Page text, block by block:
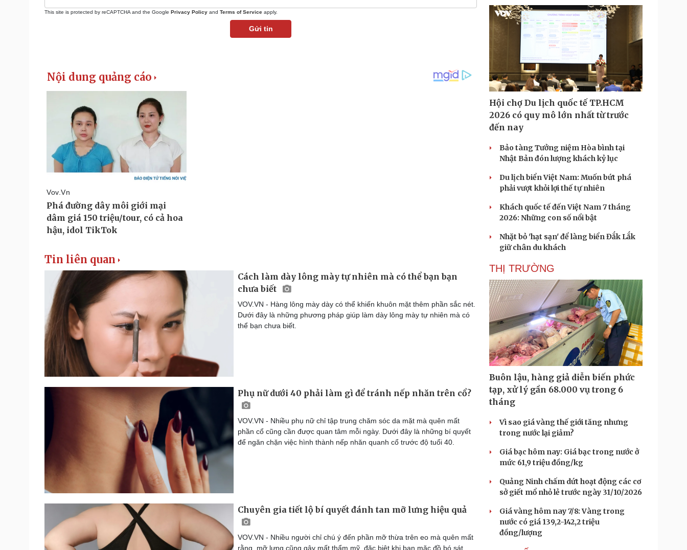
This site is protected by reCAPTCHA and the Google Privacy Policy and Terms of Service apply.
Gửi tin
Tin liên quan
Cách làm dày lông mày tự nhiên mà có thể bạn bạn
chưa biết
VOV.VN - Hàng lông mày dày có thể khiến khuôn mặt thêm phần sắc nét.
Dưới đây là những phương pháp giúp làm dày lông mày tự nhiên mà có
thể bạn chưa biết.
Phụ nữ dưới 40 phải làm gì để tránh nếp nhăn trên cổ?
VOV.VN - Nhiều phụ nữ chỉ tập trung chăm sóc da mặt mà quên mất
phần cổ cũng cần được quan tâm mỗi ngày. Dưới đây là những bí quyết
để ngăn chặn việc hình thành nếp nhăn quanh cổ trước độ tuổi 40.
Chuyên gia tiết lộ bí quyết đánh tan mỡ lưng hiệu quả
VOV.VN - Nhiều người chỉ chú ý đến phần mỡ thừa trên eo mà quên mất
rằng, mỡ lưng cũng gây mất thẩm mỹ, đặc biệt khi bạn mặc đồ bó sát.
Hội chợ Du lịch quốc tế TP.HCM
2026 có quy mô lớn nhất từ trước
đến nay
Bảo tàng Tưởng niệm Hòa bình tại
Nhật Bản đón lượng khách kỷ lục
Du lịch biển Việt Nam: Muốn bứt phá
phải vượt khỏi lợi thế tự nhiên
Khách quốc tế đến Việt Nam 7 tháng
2026: Những con số nổi bật
Nhặt bỏ 'hạt sạn' để làng biển Đắk Lắk
giữ chân du khách
THỊ TRƯỜNG
Buôn lậu, hàng giả diễn biến phức
tạp, xử lý gần 68.000 vụ trong 6
tháng
Vì sao giá vàng thế giới tăng nhưng
trong nước lại giảm?
Giá bạc hôm nay: Giá bạc trong nước ở
mức 61,9 triệu đồng/kg
Quảng Ninh chấm dứt hoạt động các cơ
sở giết mổ nhỏ lẻ trước ngày 31/10/2026
Giá vàng hôm nay 7/8: Vàng trong
nước có giá 139,2-142,2 triệu
đồng/lượng